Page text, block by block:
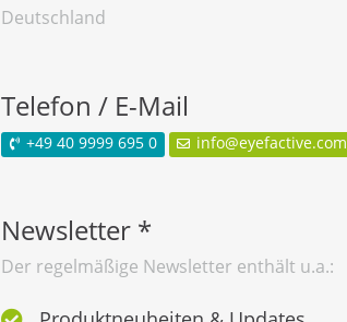
Deutschland
Telefon / E-Mail
+49 40 9999 695 0 info@eyefactive.com
Newsletter *
Der regelmäßige Newsletter enthält u.a.: